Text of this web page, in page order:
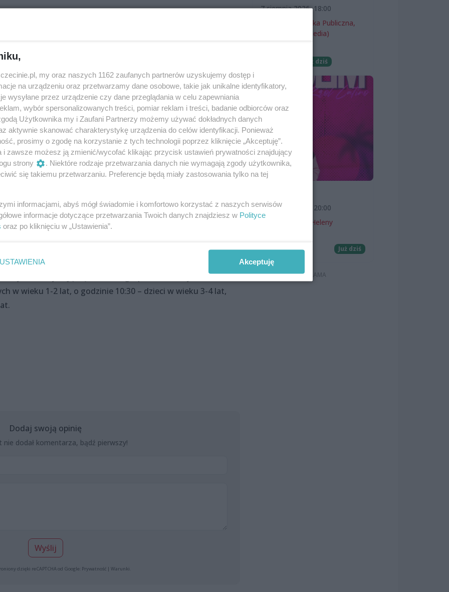
tętni kolorem, beztroską i – rzecz jasna –
wśród brzmień instrumentów,
najmłodsi mogą poddać się dźwiękom żywej
aktywnością sobotnich poranków. Dzieci wraz
w warsztatach, ale również sami je tworzą. To okazja,
czas w gronie innych małych melomanów, a przede
Warsztaty „Raniutto” wpływają na wszystkie obszary
społeczny i intelektualny.
prowadzone przez wiolonczelistkę Orkiestry
Prowadząca przybliży dzieciom świat twórczej zabawy
warsztatów poświęcone będzie kompozytorom, o których
oraz ciekawski Zając Wiolinek. Warsztaty „Raniutto”
życia i odbywają się w dwóch grupach wiekowych.
w wieku 1-2 lat, o godzinie 10:30 – dzieci w wieku 3-4 lat,
Dodaj swoją opinię
nie dodał komentarza, bądź pierwszy!
Wyślij
dzięki reCAPTCHA od Google: Prywatność| Warunki
7 sierpnia 2026, 18:00
Miejska Biblioteka Publiczna,
filia nr 54 (ProMedia)
Już dziś
7 sierpnia 2026, 20:00
Teatr Letni im. Heleny
Koncerty Już dziś
my oraz naszych 1162 zaufanych partnerów uzyskujemy dostęp i
na urządzeniu oraz przetwarzamy dane osobowe, takie jak unikalne identyfikatory,
wysyłane przez urządzenie czy dane przeglądania w celu zapewniania
wybór spersonalizowanych treści, pomiar reklam i treści, badanie odbiorców oraz
Użytkownika my i Zaufani Partnerzy możemy używać dokładnych danych
aktywnie skanować charakterystykę urządzenia do celów identyfikacji. Ponieważ
prosimy o zgodę na korzystanie z tych technologii poprzez kliknięcie „Akceptuję”.
i zawsze możesz ją zmienić/wycofać klikając przycisk ustawień prywatności znajdujący
strony
. Niektóre rodzaje przetwarzania danych nie wymagają zgody użytkownika,
się takiemu przetwarzaniu. Preferencje będą miały zastosowania tylko na tej
informacjami, abyś mógł świadomie i komfortowo korzystać z naszych serwisów
informacje dotyczące przetwarzania Twoich danych znajdziesz w Polityce
oraz po kliknięciu w „Ustawienia”.
USTAWIENIA Akceptuję